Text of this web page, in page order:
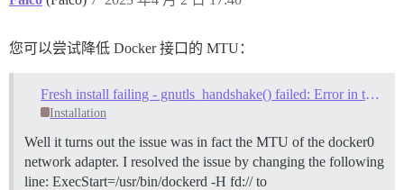
您可以尝试降低 Docker 接口的 MTU：
Fresh install failing - gnutls_handshake() failed: Error in the pull function
Installation
Well it turns out the issue was in fact the MTU of the docker0
network adapter. I resolved the issue by changing the following
line: ExecStart=/usr/bin/dockerd -H fd:// to